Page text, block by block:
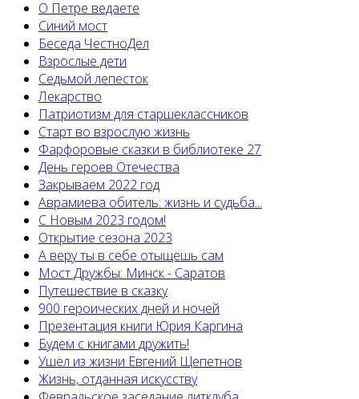
О Петре ведаете
Синий мост
Беседа ЧестноДел
Взрослые дети
Седьмой лепесток
Лекарство
Патриотизм для старшеклассников
Старт во взрослую жизнь
Фарфоровые сказки в библиотеке 27
День героев Отечества
Закрываем 2022 год
Аврамиева обитель: жизнь и судьба...
С Новым 2023 годом!
Открытие сезона 2023
А веру ты в себе отыщешь сам
Мост Дружбы: Минск - Саратов
Путешествие в сказку
900 героических дней и ночей
Презентация книги Юрия Каргина
Будем с книгами дружить!
Ушёл из жизни Евгений Щепетнов
Жизнь, отданная искусству